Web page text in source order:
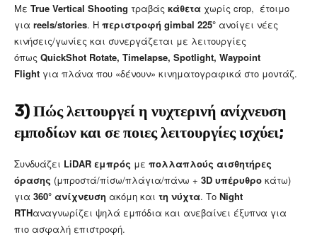
Με True Vertical Shooting τραβάς κάθετα χωρίς crop, έτοιμο
για reels/stories. Η περιστροφή gimbal 225° ανοίγει νέες
κινήσεις/γωνίες και συνεργάζεται με λειτουργίες
όπως QuickShot Rotate, Timelapse, Spotlight, Waypoint
Flight για πλάνα που «δένουν» κινηματογραφικά στο μοντάζ.
3) Πώς λειτουργεί η νυχτερινή ανίχνευση
εμποδίων και σε ποιες λειτουργίες ισχύει;
Συνδυάζει LiDAR εμπρός με πολλαπλούς αισθητήρες
όρασης (μπροστά/πίσω/πλάγια/πάνω + 3D υπέρυθρο κάτω)
για 360° ανίχνευση ακόμη και τη νύχτα. Το Night
RTHαναγνωρίζει ψηλά εμπόδια και ανεβαίνει έξυπνα για
πιο ασφαλή επιστροφή.